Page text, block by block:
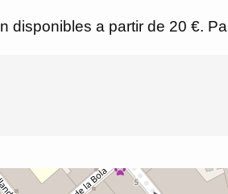
disponibles a partir de 20 €.